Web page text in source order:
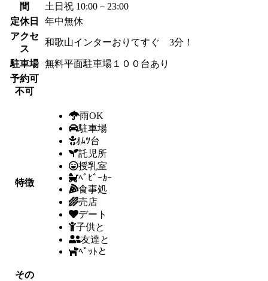
間
土日祝 10:00－23:00
定休日
年中無休
アクセ
ス
和歌山インターおりてすぐ 3分！
駐車場 無料平面駐車場１００台あり
予約可
不可
特徴
雨OK
駐車場
ｵﾑﾂ台
託児所
授乳室
ﾍﾞﾋﾞｰｶｰ
食事処
売店
デート
子供と
友達と
ﾍﾟｯﾄと
その